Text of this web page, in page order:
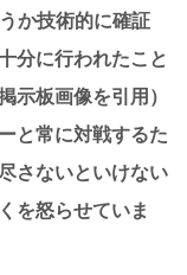
か技術的に確証
分に行われたこと
示板画像を引用）
と常に対戦するた
さないといけない
を怒らせていま